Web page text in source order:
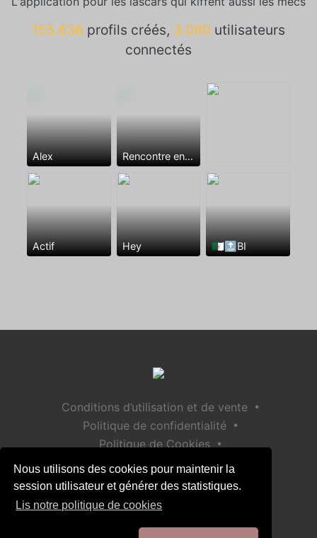
Nous utilisons des cookies pour maintenir la
session utilisateur et générer des statistiques.
Lis notre politique de cookies
155.636 profils créés, 3.090 utilisateurs
connectés
Alex Rencontre entre mecs
Actif Hey 🇩🇿🔝BI
Conditions d’utilisation et de vente •
Politique de confidentialité •
Politique de Cookies •
Politique de sécurité des enfants
Aide / Contact